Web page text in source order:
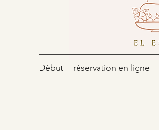
Début réservation en ligne